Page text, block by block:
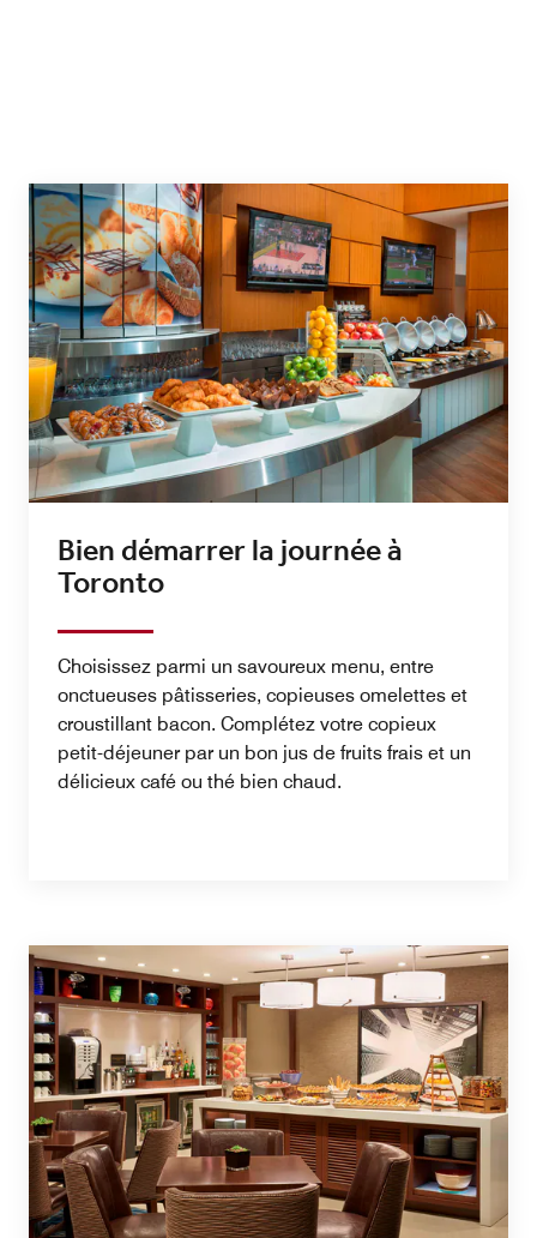
Bien démarrer la journée à
Toronto
Choisissez parmi un savoureux menu, entre
onctueuses pâtisseries, copieuses omelettes et
croustillant bacon. Complétez votre copieux
petit-déjeuner par un bon jus de fruits frais et un
délicieux café ou thé bien chaud.